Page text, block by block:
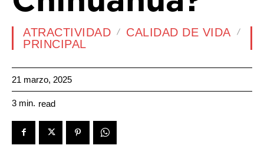
ATRACTIVIDAD
CALIDAD DE VIDA
PRINCIPAL
21 marzo, 2025
3 min. read